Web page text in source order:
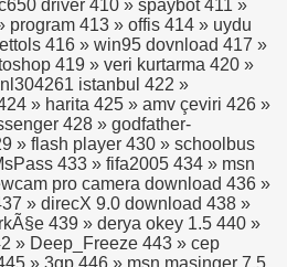
driver 410 » spaybot 411 »
program 413 » offis 414 » uydu
416 » win95 dovnload 417 »
419 » veri kurtarma 420 »
istanbul 422 »
» harita 425 » amv çeviri 426 »
428 » godfather-
» flash player 430 » schoolbus
433 » fifa2005 434 » msn
pro camera download 436 »
» direcX 9.0 download 438 »
439 » derya okey 1.5 440 »
» Deep_Freeze 443 » cep
» 3gp 446 » msn masinger 7.5